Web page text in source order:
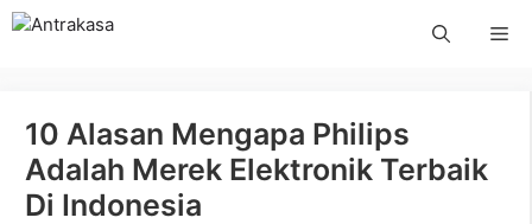
Langsung
10 Alasan Mengapa Philips
Adalah Merek Elektronik Terbaik
Di Indonesia